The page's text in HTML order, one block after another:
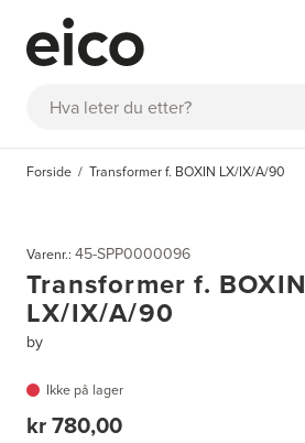
Søk
Forside Transformer f. BOXIN LX/IX/A/90
Varenr.: 45-SPP0000096
Transformer f. BOXIN
LX/IX/A/90
by
Ikke på lager
kr 780,00